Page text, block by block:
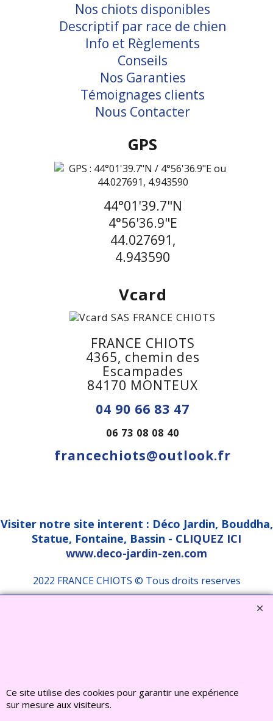
Nos chiots disponibles
Descriptif par race de chien
Info et Règlements
Conseils
Nos Garanties
Témoignages clients
Nous Contacter
GPS
44°01'39.7"N
4°56'36.9"E
44.027691,
4.943590
Vcard
FRANCE CHIOTS
4365, chemin des
Escampades
84170 MONTEUX
04 90 66 83 47
06 73 08 08 40
francechiots@outlook.fr
Visiter notre site interent : Déco Jardin, Bouddha,
Statue, Fontaine, Bassin - CLIQUEZ ICI
www.deco-jardin-zen.com
2022 FRANCE CHIOTS © Tous droits reserves
Ce site utilise des cookies pour garantir une expérience
sur mesure aux visiteurs.